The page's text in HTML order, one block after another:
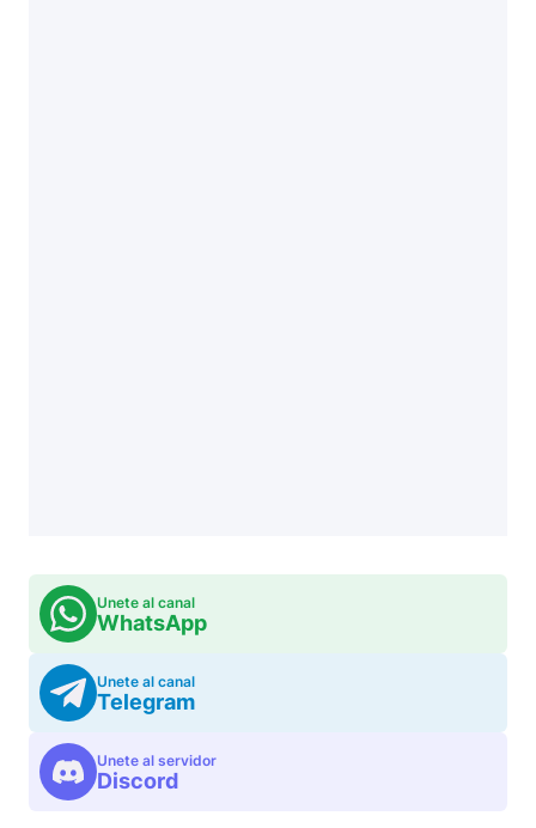
Unete al canal
WhatsApp
Unete al canal
Telegram
Unete al servidor
Discord